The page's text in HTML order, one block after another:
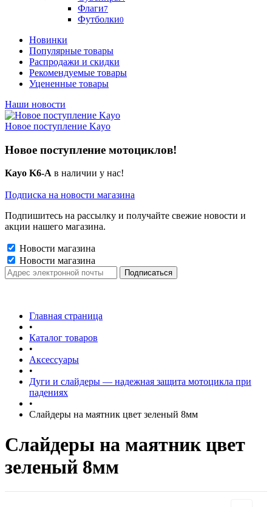
Флаги7
Футболки0
Новинки
Популярные товары
Распродажи и скидки
Рекомендуемые товары
Уцененные товары
Наши новости
Новое поступление Kayo
Новое поступление мотоциклов!
Kayo K6-A в наличии у нас!
Подписка на новости магазина
Подпишитесь на рассылку и получайте свежие новости и
акции нашего магазина.
Новости магазина
Новости магазина
Главная страница
•
Каталог товаров
•
Аксессуары
•
Дуги и слайдеры — надежная защита мотоцикла при
падениях
•
Слайдеры на маятник цвет зеленый 8мм
Слайдеры на маятник цвет
зеленый 8мм